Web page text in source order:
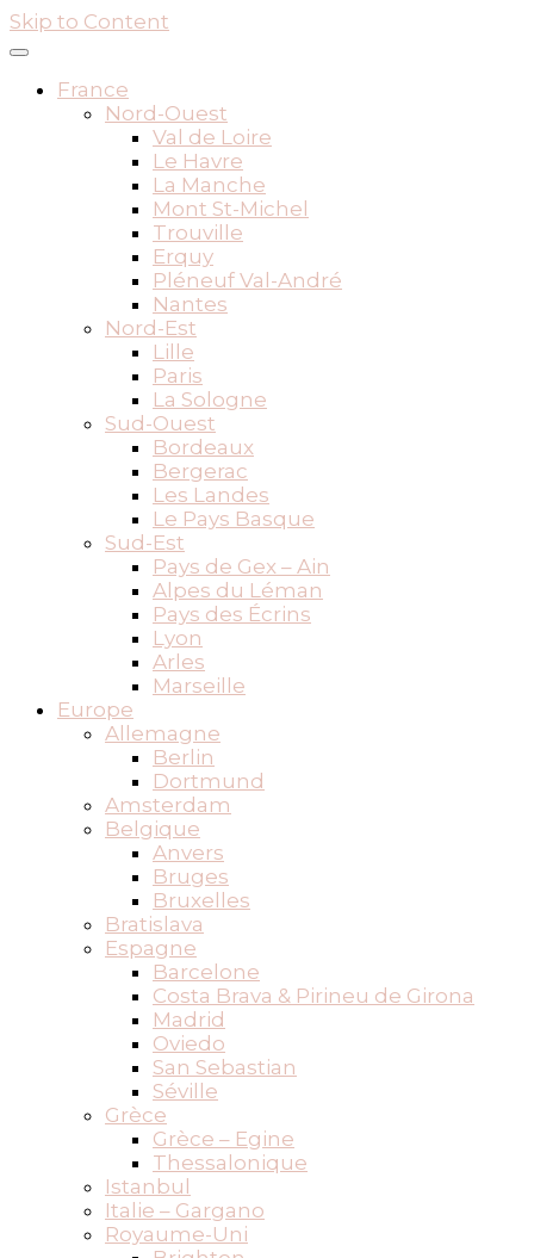
Skip to Content
France
Nord-Ouest
Val de Loire
Le Havre
La Manche
Mont St-Michel
Trouville
Erquy
Pléneuf Val-André
Nantes
Nord-Est
Lille
Paris
La Sologne
Sud-Ouest
Bordeaux
Bergerac
Les Landes
Le Pays Basque
Sud-Est
Pays de Gex – Ain
Alpes du Léman
Pays des Écrins
Lyon
Arles
Marseille
Europe
Allemagne
Berlin
Dortmund
Amsterdam
Belgique
Anvers
Bruges
Bruxelles
Bratislava
Espagne
Barcelone
Costa Brava & Pirineu de Girona
Madrid
Oviedo
San Sebastian
Séville
Grèce
Grèce – Egine
Thessalonique
Istanbul
Italie – Gargano
Royaume-Uni